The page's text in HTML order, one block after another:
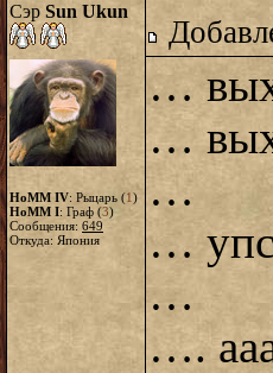
Сэр Sun Ukun
HoMM IV: Рыцарь (1)
HoMM I: Граф (3)
Сообщения: 649
Откуда: Япония
…
…
…
…
…
….